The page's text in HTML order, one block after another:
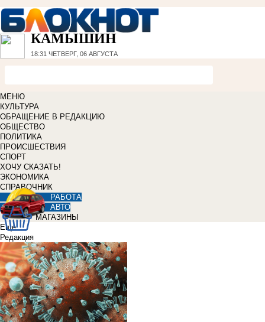
КАМЫШИН
18:31 ЧЕТВЕРГ, 06 АВГУСТА
МЕНЮ
КУЛЬТУРА
ОБРАЩЕНИЕ В РЕДАКЦИЮ
ОБЩЕСТВО
ПОЛИТИКА
ПРОИСШЕСТВИЯ
СПОРТ
ХОЧУ СКАЗАТЬ!
ЭКОНОМИКА
СПРАВОЧНИК
РАБОТА
АВТО
МАГАЗИНЫ
Еще
Редакция